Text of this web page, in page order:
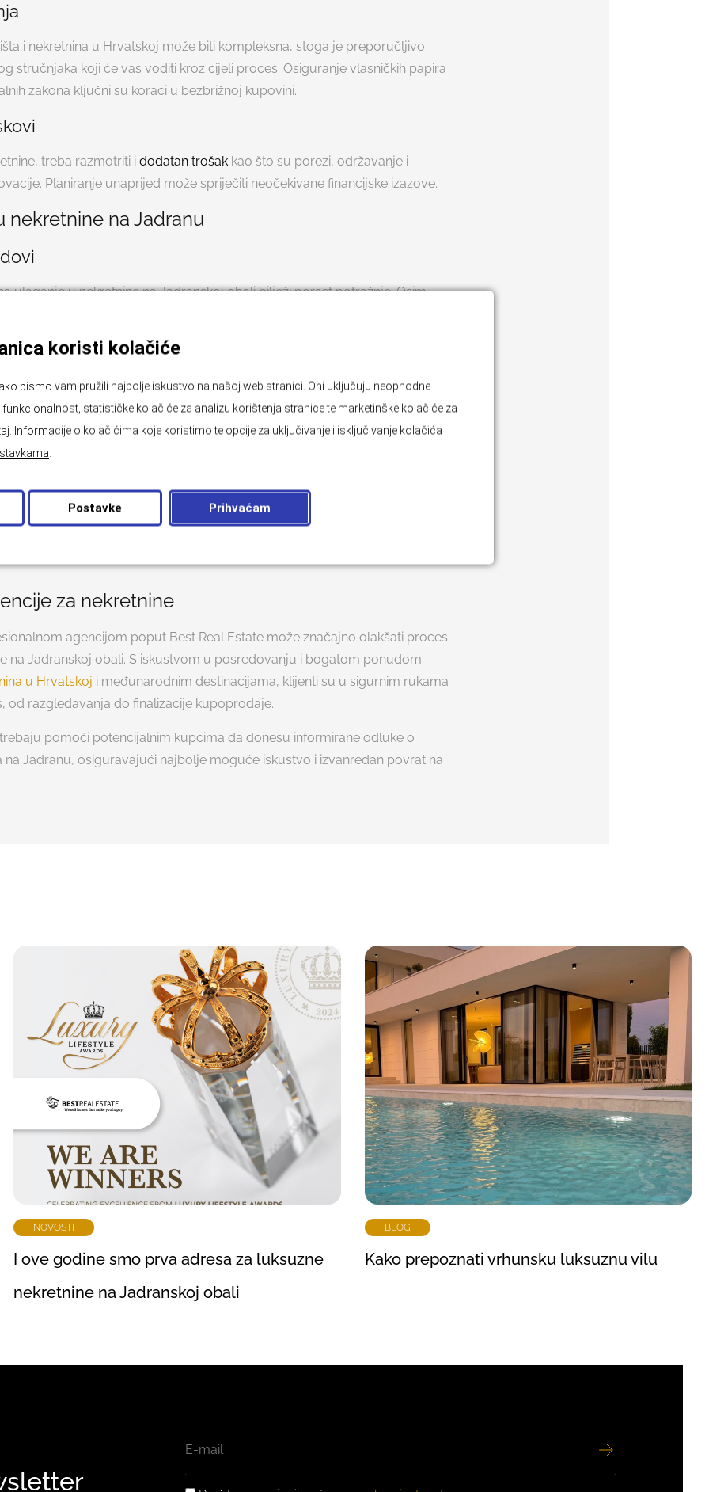
i nekretnina u Hrvatskoj može biti kompleksna, stoga je preporučljivo
stručnjaka koji će vas voditi kroz cijeli proces. Osiguranje vlasničkih papira
zakona ključni su koraci u bezbrižnoj kupovini.
treba razmotriti i dodatan trošak kao što su porezi, održavanje i
Planiranje unaprijed može spriječiti neočekivane financijske izazove.
nekretnine na Jadranu
ulaganje u nekretnine na Jadranskoj obali bilježi porast potražnje. Osim
dodatni prihod.
izbora su ekskluzivne vile i penthouse apartmani. Na primjer,
lokaciji u Zadrumože biti savršena investicijska prilika za one koji žele spojiti
i manje hotele također predstavljaju unosnu priliku. Ovakve nekretnine ne
za nekretnine
agencijom poput Best Real Estate može značajno olakšati proces
na Jadranskoj obali. S iskustvom u posredovanju i bogatom ponudom
u Hrvatskoj i međunarodnim destinacijama, klijenti su u sigurnim rukama
od razgledavanja do finalizacije kupoprodaje.
pomoći potencijalnim kupcima da donesu informirane odluke o
na Jadranu, osiguravajući najbolje moguće iskustvo i izvanredan povrat na
NOVOSTI
I ove godine smo prva adresa za luksuzne
nekretnine na Jadranskoj obali
BLOG
Kako prepoznati vrhunsku luksuznu vilu
koristi kolačiće
bismo vam pružili najbolje iskustvo na našoj web stranici. Oni uključuju neophodne
statističke kolačiće za analizu korištenja stranice te marketinške kolačiće za
Informacije o kolačićima koje koristimo te opcije za uključivanje i isključivanje kolačića
Prihvaćam
Postavke